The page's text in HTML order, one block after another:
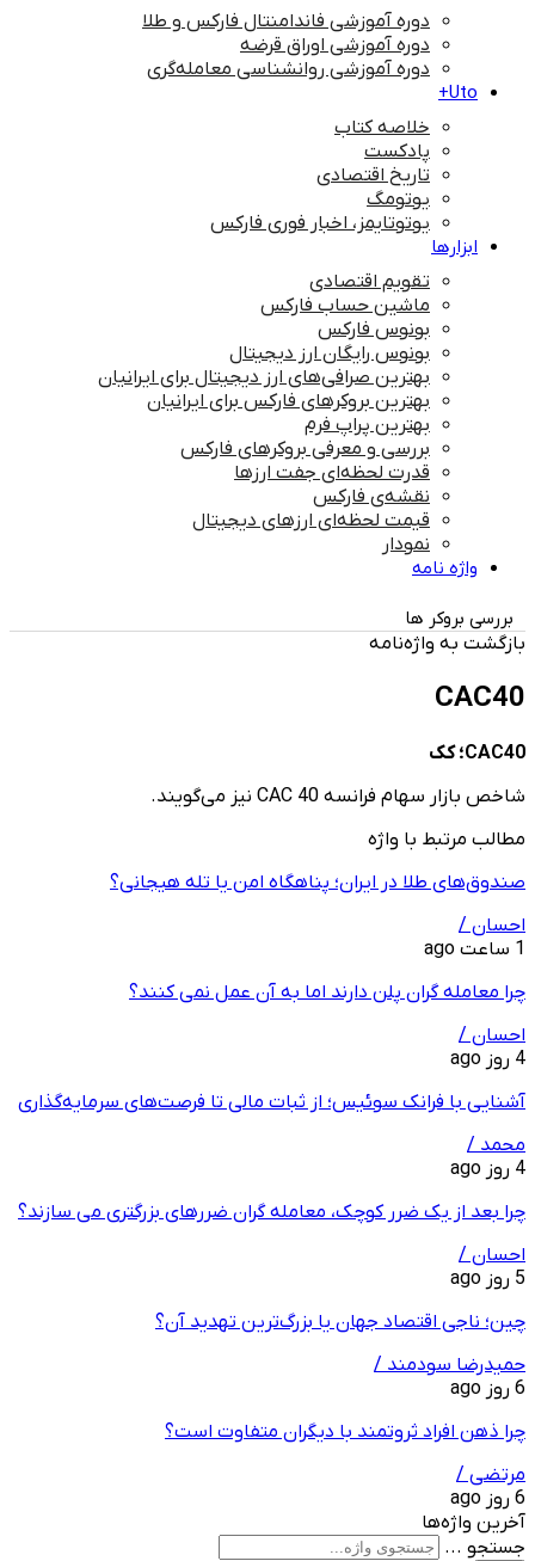
دوره آموزشی فاندامنتال فارکس و طلا
دوره آموزشی اوراق قرضه
دوره آموزشی روانشناسی معامله‌گری
Uto+
خلاصه کتاب
پادکست
تاریخ اقتصادی
یوتومگ
یوتوتایمز، اخبار فوری فارکس
ابزارها
تقویم اقتصادی
ماشین حساب فارکس
بونوس فارکس
بونوس رایگان ارز دیجیتال
بهترین صرافی‌های ارز دیجیتال برای ایرانیان
بهترین بروکرهای فارکس برای ایرانیان
بهترین پراپ‌ فرم
بررسی و معرفی بروکرهای فارکس
قدرت لحظه‌ای جفت ارزها
نقشه‌ی فارکس
قیمت لحظه‌ای ارزهای دیجیتال
نمودار
واژه نامه
بررسی بروکر ها
بازگشت به واژه‌نامه
CAC40
CAC40؛ کک
شاخص بازار سهام فرانسه CAC 40 نیز می‌گویند.
مطالب مرتبط با واژه
صندوق‌های طلا در ایران؛ پناهگاه امن یا تله هیجانی؟
احسان /
1 ساعت ago
چرا معامله ‌گران پلن دارند اما به آن عمل نمی ‌کنند؟
احسان /
4 روز ago
آشنایی با فرانک سوئیس؛ از ثبات مالی تا فرصت‌های سرمایه‌گذاری
محمد /
4 روز ago
چرا بعد از یک ضرر کوچک، معامله‌ گران ضررهای بزرگتری می ‌سازند؟
احسان /
5 روز ago
چین؛ ناجی اقتصاد جهان یا بزرگ‌ترین تهدید آن؟
حمیدرضا سودمند /
6 روز ago
چرا ذهن افراد ثروتمند با دیگران متفاوت است؟
مرتضی /
6 روز ago
آخرین واژه‌ها
جستجو ...